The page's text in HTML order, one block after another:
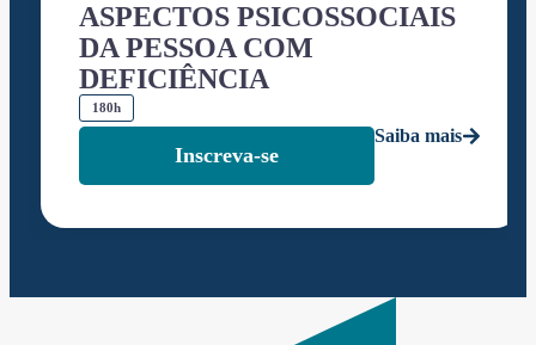
ASPECTOS PSICOSSOCIAIS
DA PESSOA COM
DEFICIÊNCIA
180h
Inscreva-se
Saiba mais